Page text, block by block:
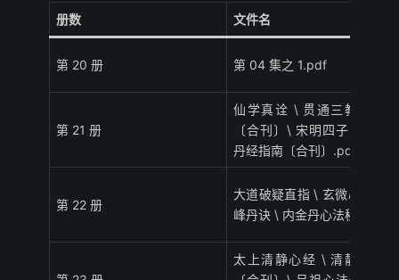
册数 文件名
第 20 册 第 04 集之 1.pdf
第 21 册
仙学真诠 \ 贯通三教养真集
〔合刊〕\ 宋明四子明道书 \
丹经指南〔合刊〕.pdf
第 22 册
大道破疑直指 \ 玄微心印 \ 三
峰丹诀 \ 内金丹心法秘旨.pdf
太上清静心经 \ 清静经图注